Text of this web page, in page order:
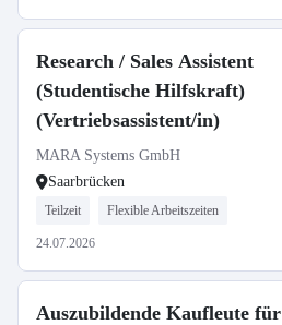
Research / Sales Assistent
(Studentische Hilfskraft)
(Vertriebsassistent/in)
MARA Systems GmbH
Saarbrücken
Teilzeit Flexible Arbeitszeiten
24.07.2026
Auszubildende Kaufleute für